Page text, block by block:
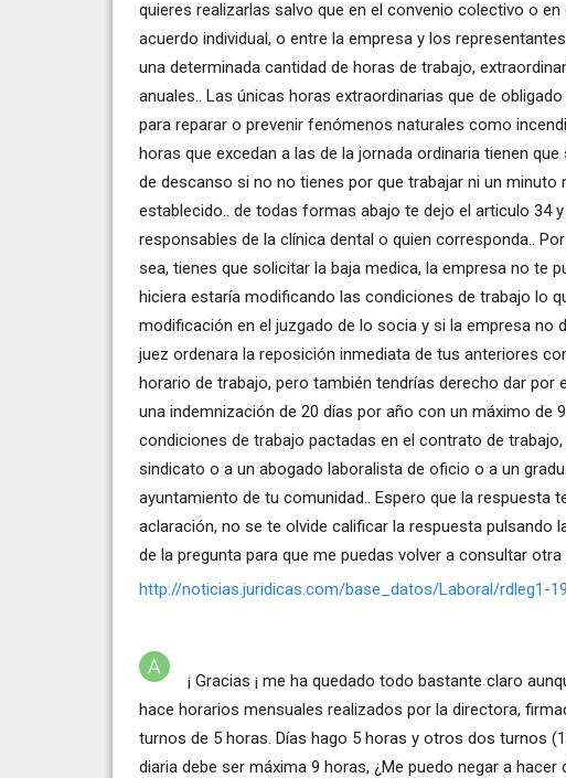
quieres realizarlas salvo que en el convenio colectivo o
acuerdo individual, o entre la empresa y los
una determinada cantidad de horas de trabajo,
anuales.. Las únicas horas extraordinarias que de
para reparar o prevenir fenómenos naturales como
horas que excedan a las de la jornada ordinaria tienen
de descanso si no no tienes por que trabajar ni un minuto
establecido.. de todas formas abajo te dejo el articulo 34
responsables de la clínica dental o quien corresponda..
sea, tienes que solicitar la baja medica, la empresa no te
hiciera estaría modificando las condiciones de trabajo lo
modificación en el juzgado de lo socia y si la empresa no
juez ordenara la reposición inmediata de tus anteriores
horario de trabajo, pero también tendrías derecho dar por
una indemnización de 20 días por año con un máximo de
condiciones de trabajo pactadas en el contrato de
sindicato o a un abogado laboralista de oficio o a un
ayuntamiento de tu comunidad.. Espero que la respuesta
aclaración, no se te olvide calificar la respuesta pulsando
de la pregunta para que me puedas volver a consultar otra
http://noticias.juridicas.com/base_datos/Laboral/rdleg1-
¡ Gracias ¡ me ha quedado todo bastante claro
hace horarios mensuales realizados por la directora,
turnos de 5 horas. Días hago 5 horas y otros dos turnos
diaria debe ser máxima 9 horas, ¿Me puedo negar a